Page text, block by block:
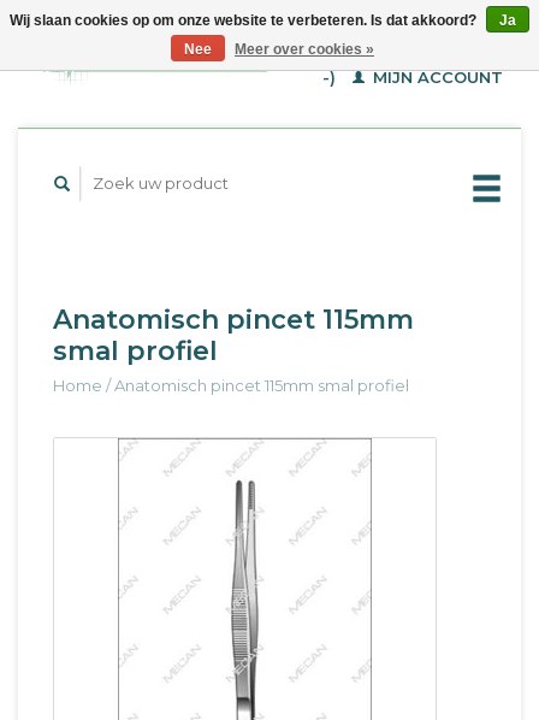
WINKELWAGEN (€--,-
-)
MIJN ACCOUNT
Anatomisch pincet 115mm
smal profiel
Home /Anatomisch pincet 115mm smal profiel
Wij slaan cookies op om onze website te verbeteren. Is dat akkoord?
Ja
Nee
Meer over cookies »